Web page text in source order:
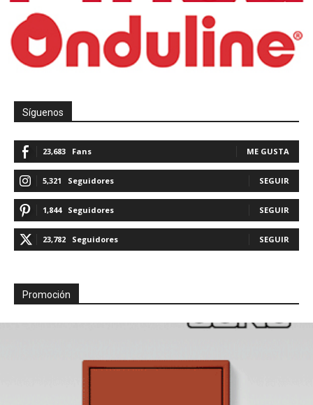
Síguenos
23,683 Fans ME GUSTA
5,321 Seguidores SEGUIR
1,844 Seguidores SEGUIR
23,782 Seguidores SEGUIR
Promoción